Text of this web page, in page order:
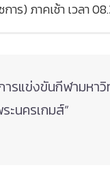
าร) ภาคเช้า เวลา
รแข่งขันกีฬามหาวิ
ะนครเกมส์”